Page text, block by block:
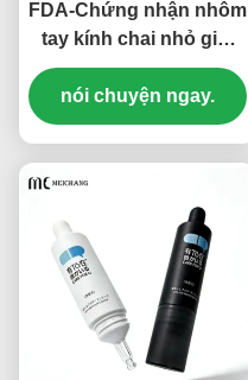
FDA-Chứng nhận nhôm
tay kính chai nhỏ giọt
tùy chỉnh cho dịch bột
& dầu chăm sóc da
trong 10ml đến 60ml
nói chuyện ngay.